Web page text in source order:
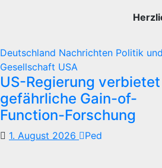
Deutschland Nachrichten Politik und
Gesellschaft USA
US-Regierung verbietet
gefährliche Gain-of-
Function-Forschung
1. August 2026 Ped